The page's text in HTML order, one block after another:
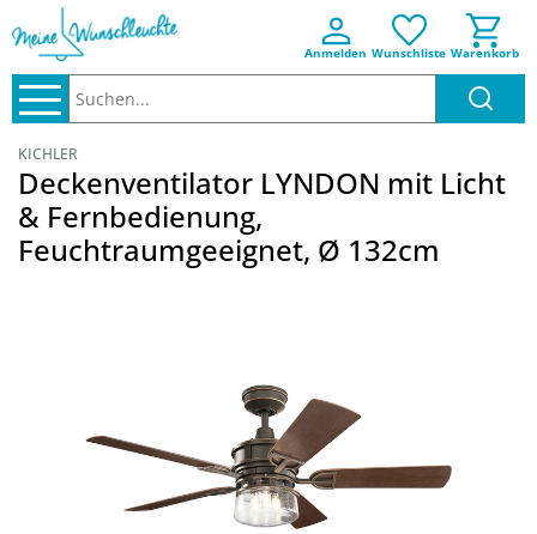
Anmelden Wunschliste Warenkorb
KICHLER
Deckenventilator LYNDON mit Licht
& Fernbedienung,
Feuchtraumgeeignet, Ø 132cm